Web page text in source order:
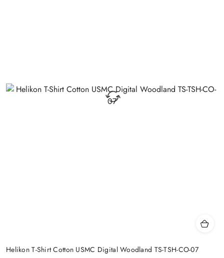
Helikon T-Shirt Cotton USMC Digital Woodland TS-TSH-CO-07